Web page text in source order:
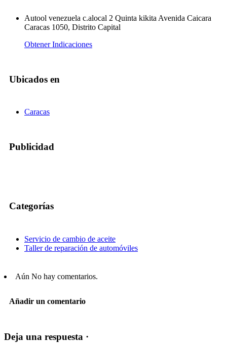
Autool venezuela c.alocal 2 Quinta kikita Avenida Caicara
Caracas 1050, Distrito Capital
Obtener Indicaciones
Ubicados en
Caracas
Publicidad
Categorías
Servicio de cambio de aceite
Taller de reparación de automóviles
Aún No hay comentarios.
Añadir un comentario
Deja una respuesta ·